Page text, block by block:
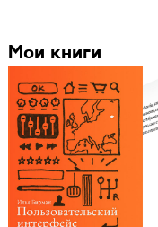
Мои книги